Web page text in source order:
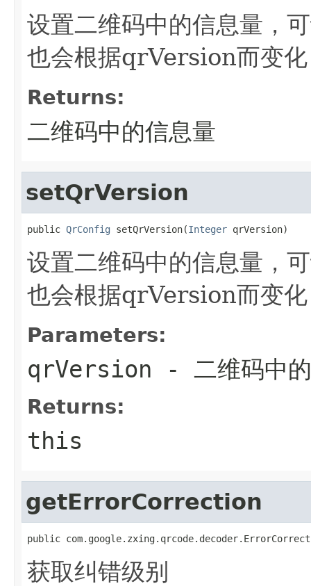
设置二维码中的信息量，
也会根据qrVersion而变
Returns:
二维码中的信息量
setQrVersion
public QrConfig setQrVersion(Integer qrVersion)
设置二维码中的信息量，
也会根据qrVersion而变
Parameters:
qrVersion - 二维码中
Returns:
this
getErrorCorrection
public
获取纠错级别